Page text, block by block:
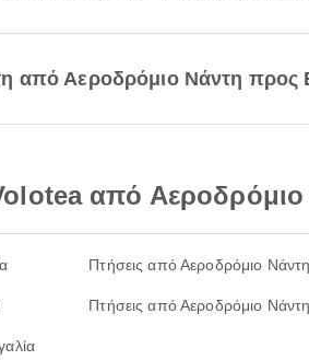
από Αεροδρόμιο Νάντη προς
από
Πτήσεις από Αεροδρόμιο
Πτήσεις από Αεροδρόμιο